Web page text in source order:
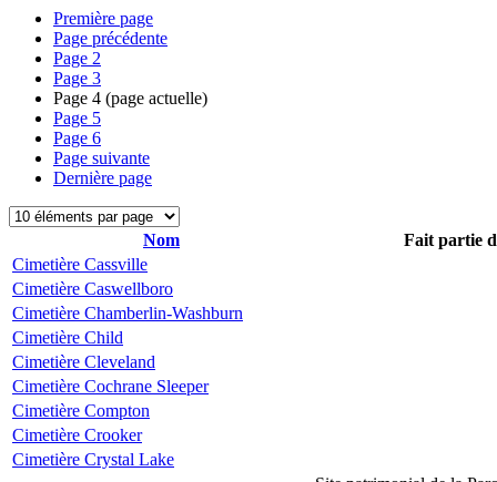
Première page
Page précédente
Page 2
Page 3
Page 4 (page actuelle)
Page 5
Page 6
Page suivante
Dernière page
Nom
Fait partie
Cimetière Cassville
Cimetière Caswellboro
Cimetière Chamberlin-Washburn
Cimetière Child
Cimetière Cleveland
Cimetière Cochrane Sleeper
Cimetière Compton
Cimetière Crooker
Cimetière Crystal Lake